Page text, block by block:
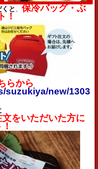
と 、保冷バッグ・ぶ
！
らから
suzukiya/new/1303
をいただいた方に
！